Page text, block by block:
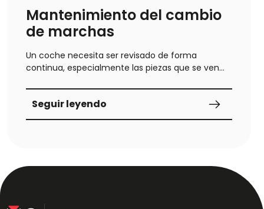
Mantenimiento del cambio
de marchas
Un coche necesita ser revisado de forma
continua, especialmente las piezas que se ven
Seguir leyendo